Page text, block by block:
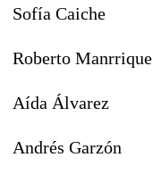
Sofía Caiche
Roberto Manrrique
Aída Álvarez
Andrés Garzón